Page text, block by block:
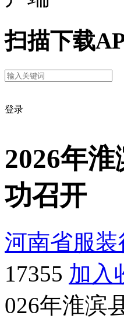
扫描下载
登录
2026年
功召开
河南省服
17355 加入
026年淮滨